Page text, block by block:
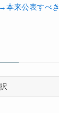
本来公表すべき